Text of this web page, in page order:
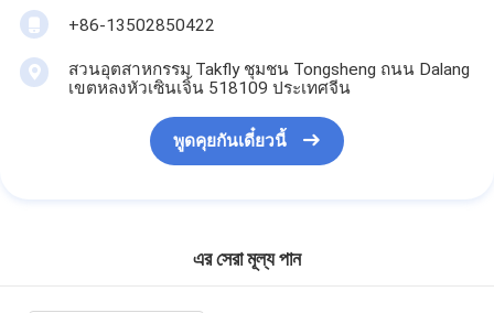
+86-13502850422
สวนอุตสาหกรรม Takfly ชุมชน Tongsheng ถนน Dalang
เขตหลงหัวเซินเจิ้น 518109 ประเทศจีน
พูดคุยกันเดี๋ยวนี้
এর সেরা মূল্য পান